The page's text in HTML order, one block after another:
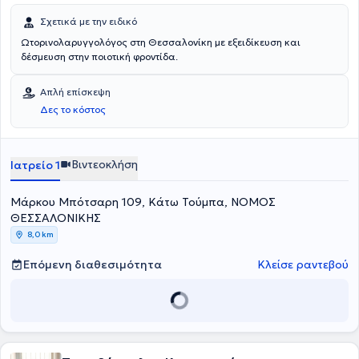
Σχετικά με την ειδικό
Ωτορινολαρυγγολόγος στη Θεσσαλονίκη με εξειδίκευση και
δέσμευση στην ποιοτική φροντίδα.
Απλή επίσκεψη
Δες το κόστος
Ιατρείο 1 Βιντεοκλήση
Μάρκου Μπότσαρη 109, Κάτω Τούμπα, ΝΟΜΟΣ
ΘΕΣΣΑΛΟΝΙΚΗΣ
8,0 km
Επόμενη διαθεσιμότητα Κλείσε ραντεβού